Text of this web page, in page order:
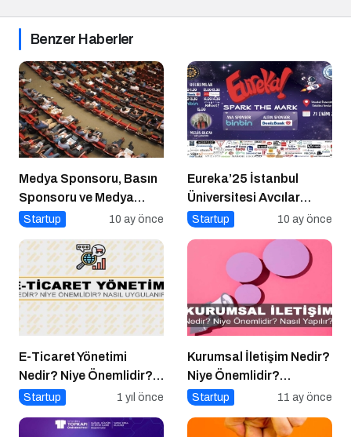
Benzer Haberler
Medya Sponsoru, Basın
Sponsoru ve Medya
Partneri Ne Demek?
Startup 10 ay önce
Eureka’25 İstanbul
Üniversitesi Avcılar
Kampüsü İşletme
Startup 10 ay önce
E-Ticaret Yönetimi
Nedir? Niye Önemlidir?
E-Ticaret Yönetimi Nasıl
Startup 1 yıl önce
Kurumsal İletişim Nedir?
Niye Önemlidir?
Kurumsal İletişim Nasıl
Startup 11 ay önce